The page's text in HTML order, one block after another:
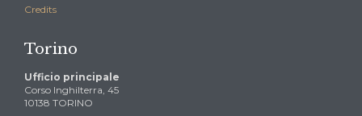
Credits
Torino
Ufficio principale
Corso Inghilterra, 45
10138 TORINO